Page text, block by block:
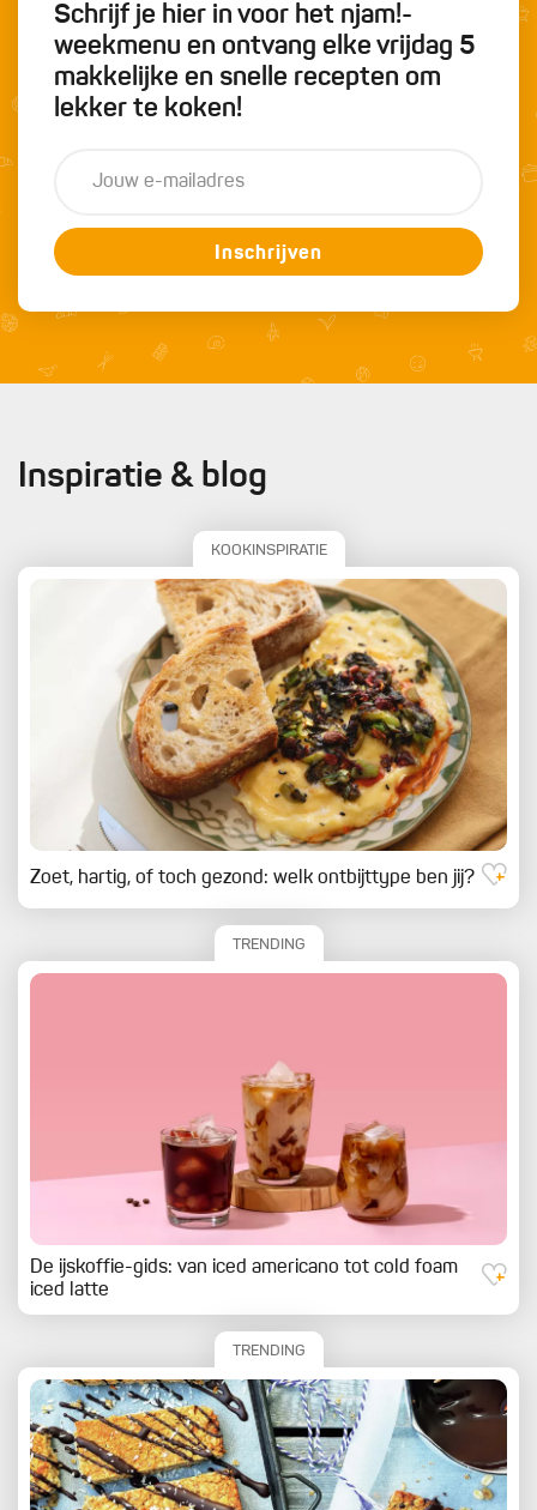
Schrijf je hier in voor het njam!-
weekmenu en ontvang elke vrijdag 5
makkelijke en snelle recepten om
lekker te koken!
Inschrijven
Inspiratie & blog
KOOKINSPIRATIE
Zoet, hartig, of toch gezond: welk ontbijttype ben jij?
TRENDING
De ijskoffie-gids: van iced americano tot cold foam
iced latte
TRENDING